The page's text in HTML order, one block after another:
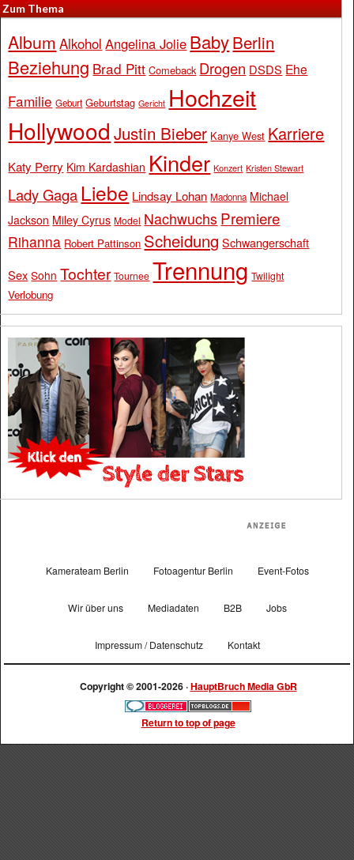
Zum Thema
Album Alkohol Angelina Jolie BabyBerlin
Beziehung Brad Pitt Comeback Drogen DSDS Ehe
Familie Geburt Geburtstag Gericht Hochzeit
Hollywood Justin Bieber Kanye West Karriere
Katy Perry Kim Kardashian Kinder Konzert Kristen Stewart
Lady Gaga Liebe Lindsay Lohan Madonna Michael
Jackson Miley Cyrus Model Nachwuchs Premiere
Rihanna Robert Pattinson Scheidung Schwangerschaft
Sex Sohn Tochter Tournee Trennung Twilight
Verlobung
Kamerateam Berlin Fotoagentur Berlin Event-Fotos
Wir über uns Mediadaten B2B Jobs
Impressum / Datenschutz Kontakt
Copyright © 2001-2026 ·HauptBruch Media GbR
Return to top of page